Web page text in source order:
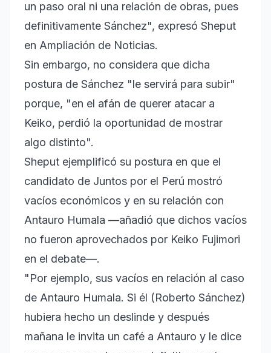
un paso oral ni una relación de obras, pues
definitivamente Sánchez", expresó Sheput
en Ampliación de Noticias.
Sin embargo, no considera que dicha
postura de Sánchez "le servirá para subir"
porque, "en el afán de querer atacar a
Keiko, perdió la oportunidad de mostrar
algo distinto".
Sheput ejemplificó su postura en que el
candidato de Juntos por el Perú mostró
vacíos económicos y en su relación con
Antauro Humala —añadió que dichos vacíos
no fueron aprovechados por Keiko Fujimori
en el debate—.
"Por ejemplo, sus vacíos en relación al caso
de Antauro Humala. Si él (Roberto Sánchez)
hubiera hecho un deslinde y después
mañana le invita un café a Antauro y le dice